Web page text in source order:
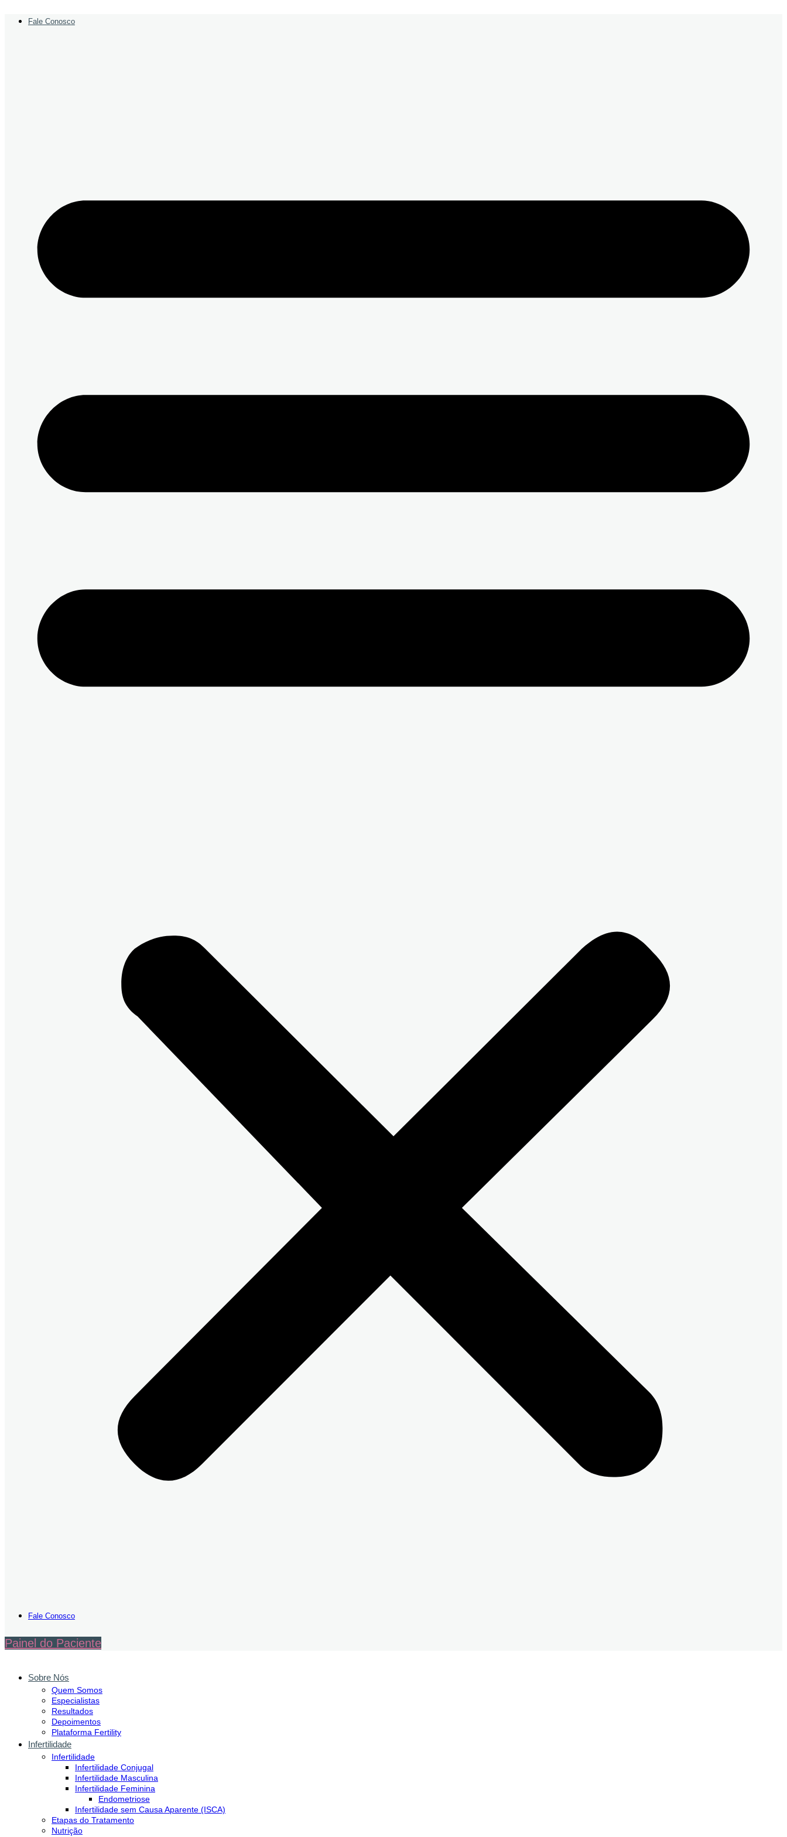
para
Fale Conosco
Fale Conosco
Painel do Paciente
Sobre Nós
Quem Somos
Especialistas
Resultados
Depoimentos
Plataforma Fertility
Infertilidade
Infertilidade
Infertilidade Conjugal
Infertilidade Masculina
Infertilidade Feminina
Endometriose
Infertilidade sem Causa Aparente (ISCA)
Etapas do Tratamento
Nutrição